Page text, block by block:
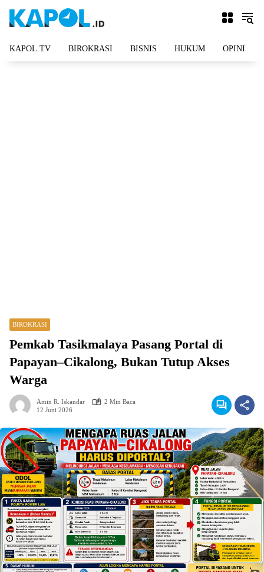
KAPOL.TV BIROKRASI BISNIS HUKUM OPINI
BIROKRASI
Pemkab Tasikmalaya Pasang Portal di
Papayan–Cikalong, Bukan Tutup Akses
Warga
Amin R. Iskandar
2 Min Baca
12 Juni 2026